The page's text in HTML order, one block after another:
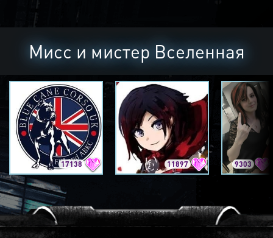
Мисс и мистер Вселенная
17138 11897 9303